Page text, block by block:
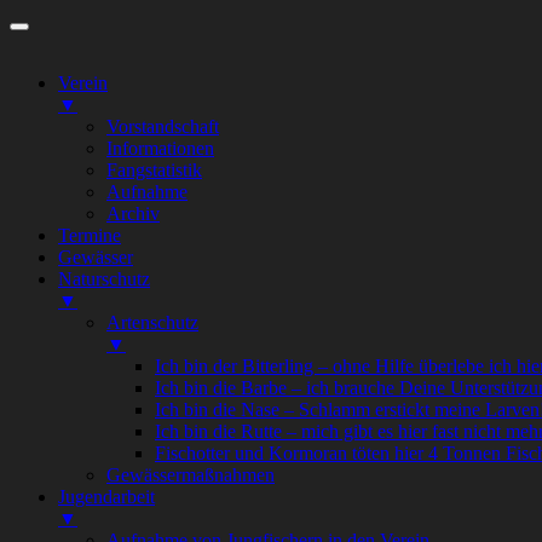
Zum
Verein
▼
Vorstandschaft
Informationen
Fangstatistik
Aufnahme
Archiv
Termine
Gewässer
Naturschutz
▼
Artenschutz
▼
Ich bin der Bitterling – ohne Hilfe überlebe ich
Ich bin die Barbe – ich brauche Deine
Ich bin die Nase – Schlamm erstickt meine
Ich bin die Rutte – mich gibt es hier fast nicht
Fischotter und Kormoran töten hier 4 Tonnen
Gewässermaßnahmen
Jugendarbeit
▼